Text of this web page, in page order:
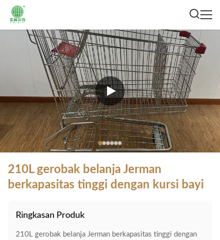
210L gerobak belanja Jerman
berkapasitas tinggi dengan kursi bayi
Ringkasan Produk
210L gerobak belanja Jerman berkapasitas tinggi dengan